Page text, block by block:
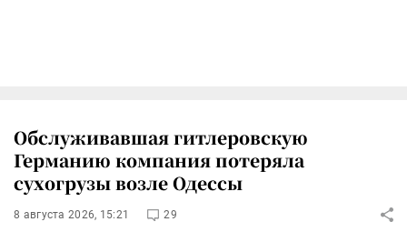
Обслуживавшая гитлеровскую
Германию компания потеряла
сухогрузы возле Одессы
8 августа 2026, 15:21 29